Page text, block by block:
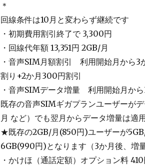
＊
回線条件は10月と変わらず継続です
・初期費用割引終了で 3,300円
・回線代年額 13,351円 2GB/月
・音声SIM月額割引 利用開始月から
割り+2か月300円割引
・音声SIMデータ増量 利用開始月か
既存の音声SIMギガプランユーザーが
月 など）でも翌月からデータ増量は適
★既存の2GB/月(850円)ユーザーが
6GB(990円)となります（3か月後、増
・かけほ（通話定額）オプション料